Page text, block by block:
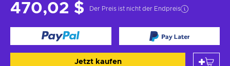
470,02 $ Der Preis ist nicht der Endpreis
Jetzt kaufen